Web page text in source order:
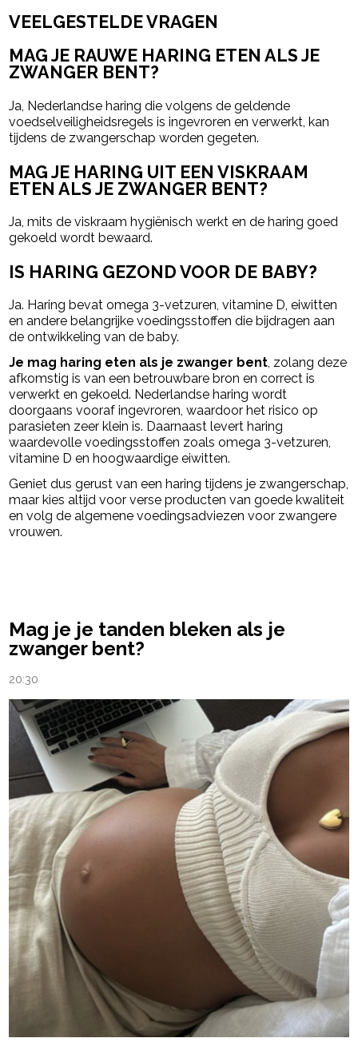
VEELGESTELDE VRAGEN
MAG JE RAUWE HARING ETEN ALS JE
ZWANGER BENT?
Ja, Nederlandse haring die volgens de geldende
voedselveiligheidsregels is ingevroren en verwerkt, kan
tijdens de zwangerschap worden gegeten.
MAG JE HARING UIT EEN VISKRAAM
ETEN ALS JE ZWANGER BENT?
Ja, mits de viskraam hygiënisch werkt en de haring goed
gekoeld wordt bewaard.
IS HARING GEZOND VOOR DE BABY?
Ja. Haring bevat omega 3-vetzuren, vitamine D, eiwitten
en andere belangrijke voedingsstoffen die bijdragen aan
de ontwikkeling van de baby.
Je mag haring eten als je zwanger bent, zolang deze
afkomstig is van een betrouwbare bron en correct is
verwerkt en gekoeld. Nederlandse haring wordt
doorgaans vooraf ingevroren, waardoor het risico op
parasieten zeer klein is. Daarnaast levert haring
waardevolle voedingsstoffen zoals omega 3-vetzuren,
vitamine D en hoogwaardige eiwitten.
Geniet dus gerust van een haring tijdens je zwangerschap,
maar kies altijd voor verse producten van goede kwaliteit
en volg de algemene voedingsadviezen voor zwangere
vrouwen.
Mag je je tanden bleken als je
zwanger bent?
20:30